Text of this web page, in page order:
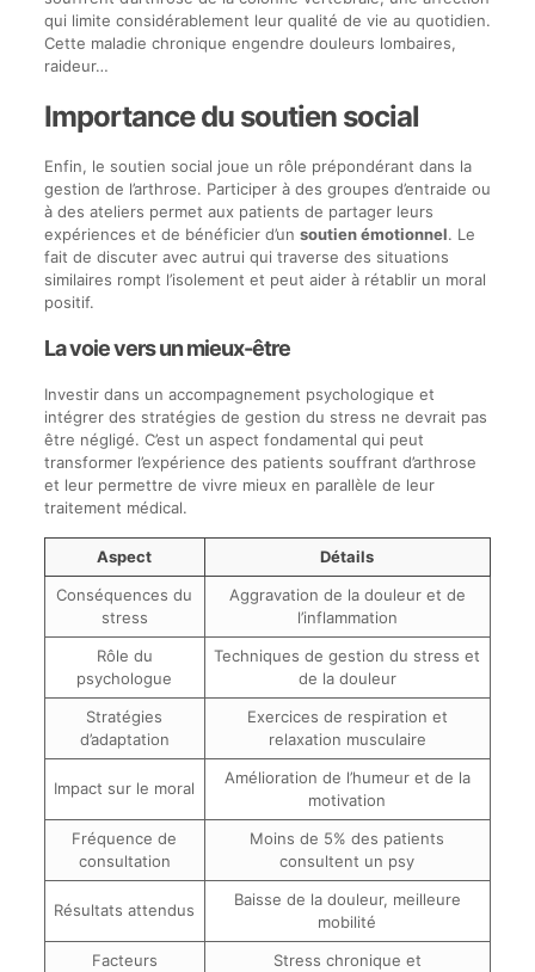
qui limite considérablement leur qualité de vie au quotidien.
Cette maladie chronique engendre douleurs lombaires,
raideur…
Importance du soutien social
Enfin, le soutien social joue un rôle prépondérant dans la
gestion de l’arthrose. Participer à des groupes d’entraide ou
à des ateliers permet aux patients de partager leurs
expériences et de bénéficier d’un soutien émotionnel. Le
fait de discuter avec autrui qui traverse des situations
similaires rompt l’isolement et peut aider à rétablir un moral
positif.
La voie vers un mieux-être
Investir dans un accompagnement psychologique et
intégrer des stratégies de gestion du stress ne devrait pas
être négligé. C’est un aspect fondamental qui peut
transformer l’expérience des patients souffrant d’arthrose
et leur permettre de vivre mieux en parallèle de leur
traitement médical.
Aspect
Détails
Conséquences du
stress
Aggravation de la douleur et de
l’inflammation
Rôle du
psychologue
Techniques de gestion du stress et
de la douleur
Stratégies
d’adaptation
Exercices de respiration et
relaxation musculaire
Impact sur le moral
Amélioration de l’humeur et de la
motivation
Fréquence de
consultation
Moins de 5% des patients
consultent un psy
Résultats attendus
Baisse de la douleur, meilleure
mobilité
Facteurs
Stress chronique et